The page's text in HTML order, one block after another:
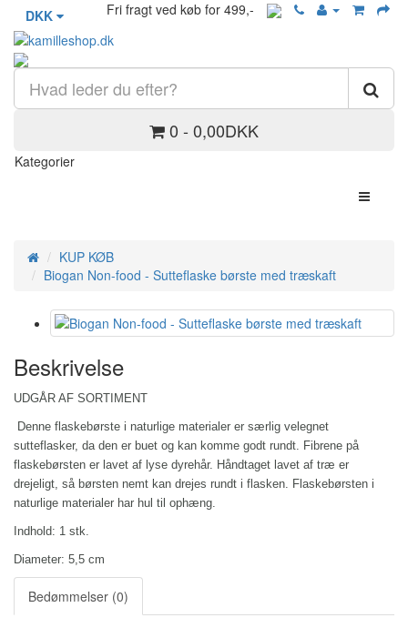
DKK Fri fragt ved køb for 499,-
0 - 0,00DKK
Kategorier
KUP KØB
Biogan Non-food - Sutteflaske børste med træskaft
Beskrivelse
UDGÅR AF SORTIMENT
Denne flaskebørste i naturlige materialer er særlig velegnet
sutteflasker, da den er buet og kan komme godt rundt. Fibrene på
flaskebørsten er lavet af lyse dyrehår. Håndtaget lavet af træ er
drejeligt, så børsten nemt kan drejes rundt i flasken. Flaskebørsten i
naturlige materialer har hul til ophæng.
Indhold: 1 stk.
Diameter: 5,5 cm
Bedømmelser (0)